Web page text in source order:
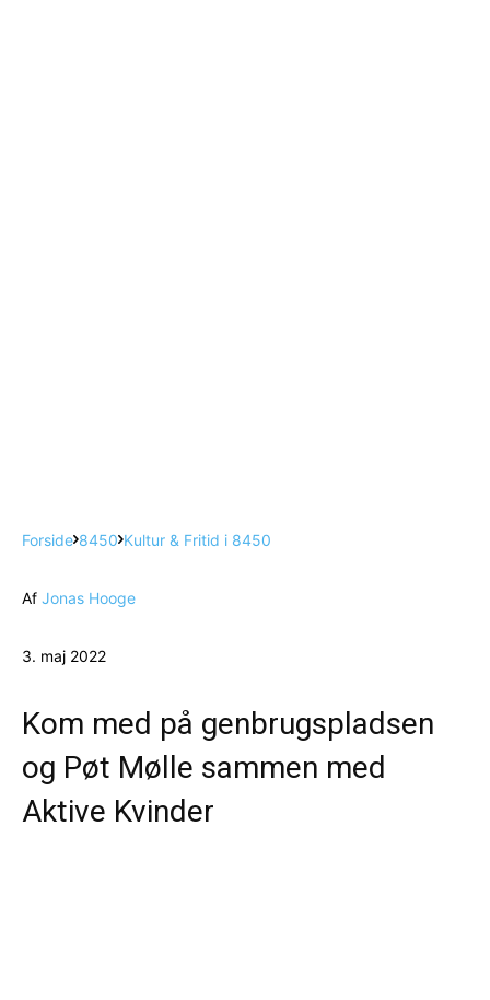
Forside 8450 Kultur & Fritid i 8450
Af Jonas Hooge
3. maj 2022
Kom med på genbrugspladsen
og Pøt Mølle sammen med
Aktive Kvinder